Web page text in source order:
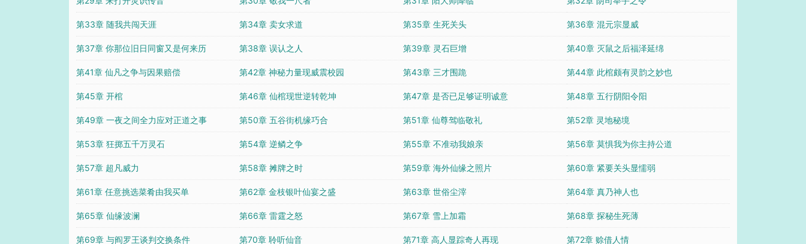
第33章 随我共闯天涯 第34章 卖女求道 第35章 生死关头 第36章 混元宗显威
第37章 你那位旧日同窗又是何来历 第38章 误认之人 第39章 灵石巨增 第40章 灭鼠之后福泽延绵
第41章 仙凡之争与因果赔偿 第42章 神秘力量现威震校园 第43章 三才围跪 第44章 此棺颇有灵韵之妙也
第45章 开棺 第46章 仙棺现世逆转乾坤 第47章 是否已足够证明诚意 第48章 五行阴阳令阳
第49章 一夜之间全力应对正道之事 第50章 五谷街机缘巧合 第51章 仙尊驾临敬礼 第52章 灵地秘境
第53章 狂掷五千万灵石 第54章 逆鳞之争 第55章 不准动我娘亲 第56章 莫惧我为你主持公道
第57章 超凡威力 第58章 摊牌之时 第59章 海外仙缘之照片 第60章 紧要关头显懦弱
第61章 任意挑选菜肴由我买单 第62章 金枝银叶仙宴之盛 第63章 世俗尘滓 第64章 真乃神人也
第65章 仙缘波澜 第66章 雷霆之怒 第67章 雪上加霜 第68章 探秘生死薄
第69章 与阎罗王谈判交换条件 第70章 聆听仙音 第71章 高人显踪奇人再现 第72章 赊借人情